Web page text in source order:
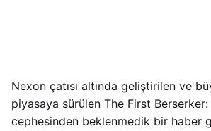
Nexon çatısı altında geliştirilen ve
piyasaya sürülen The First Berserker:
cephesinden beklenmedik bir haber